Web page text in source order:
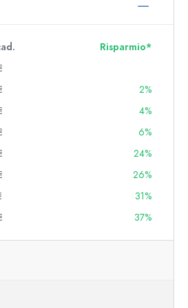
Risparmio*
2%
4%
6%
24%
26%
31%
37%